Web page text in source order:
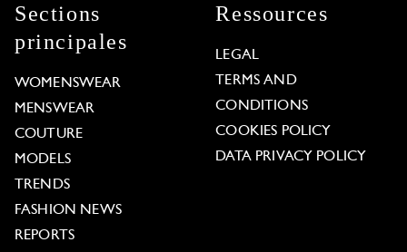
Sections
principales
WOMENSWEAR
MENSWEAR
COUTURE
MODELS
TRENDS
FASHION NEWS
REPORTS
Ressources
LEGAL
TERMS AND
CONDITIONS
COOKIES POLICY
DATA PRIVACY POLICY